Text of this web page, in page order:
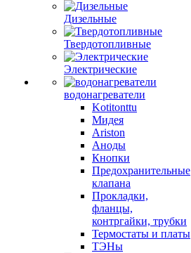
Дизельные
Твердотопливные
Электрические
водонагреватели
Kotitonttu
Мидея
Ariston
Аноды
Кнопки
Предохранительные
клапана
Прокладки,
фланцы,
контргайки, трубки
Термостаты и платы
ТЭНы